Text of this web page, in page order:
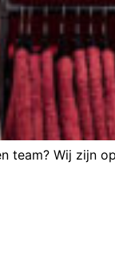
Wij zijn